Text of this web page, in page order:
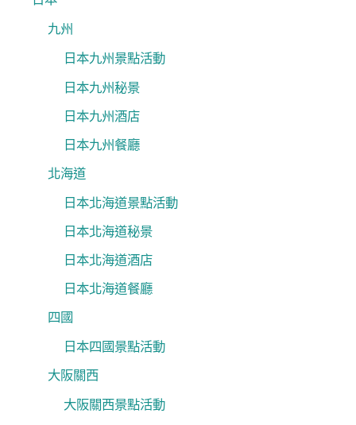
九州
日本九州景點活動
日本九州秘景
日本九州酒店
日本九州餐廳
北海道
日本北海道景點活動
日本北海道秘景
日本北海道酒店
日本北海道餐廳
四國
日本四國景點活動
大阪關西
大阪關西景點活動